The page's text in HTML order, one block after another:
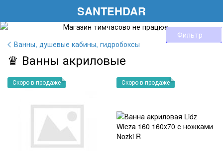
SANTEHDAR
Ванны, душевые кабины, гидробоксы
Фильтр
♛ Ванны акриловые
Скоро в продаже Скоро в продаже